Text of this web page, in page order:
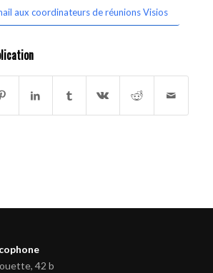
aux coordinateurs de réunions Visios
42 b